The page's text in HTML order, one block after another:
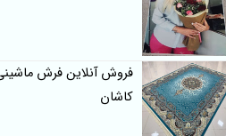
فروش آنلاین فرش ماشینی
کاشان